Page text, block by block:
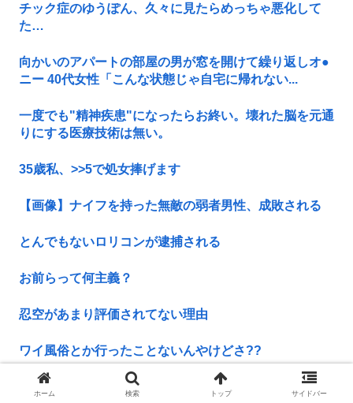
チック症のゆうぽん、久々に見たらめっちゃ悪化して
た…
向かいのアパートの部屋の男が窓を開けて繰り返しオ●
ニー 40代女性「こんな状態じゃ自宅に帰れない...
一度でも"精神疾患"になったらお終い。壊れた脳を元通
りにする医療技術は無い。
35歳私、>>5で処女捧げます
【画像】ナイフを持った無敵の弱者男性、成敗される
とんでもないロリコンが逮捕される
お前らって何主義？
忍空があまり評価されてない理由
ワイ風俗とか行ったことないんやけどさ??
【動画】女さん「男と話してる時、おぱーい見てるのす
ホーム 検索 トップ サイドバー